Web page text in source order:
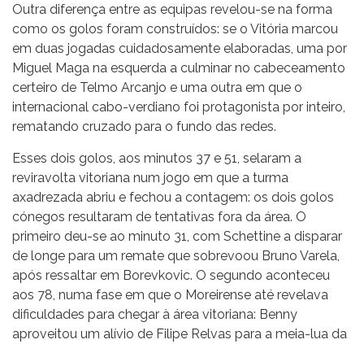
Outra diferença entre as equipas revelou-se na forma
como os golos foram construídos: se o Vitória marcou
em duas jogadas cuidadosamente elaboradas, uma por
Miguel Maga na esquerda a culminar no cabeceamento
certeiro de Telmo Arcanjo e uma outra em que o
internacional cabo-verdiano foi protagonista por inteiro,
rematando cruzado para o fundo das redes.
Esses dois golos, aos minutos 37 e 51, selaram a
reviravolta vitoriana num jogo em que a turma
axadrezada abriu e fechou a contagem: os dois golos
cónegos resultaram de tentativas fora da área. O
primeiro deu-se ao minuto 31, com Schettine a disparar
de longe para um remate que sobrevoou Bruno Varela,
após ressaltar em Borevkovic. O segundo aconteceu
aos 78, numa fase em que o Moreirense até revelava
dificuldades para chegar à área vitoriana: Benny
aproveitou um alívio de Filipe Relvas para a meia-lua da